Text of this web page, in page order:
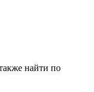
найти по